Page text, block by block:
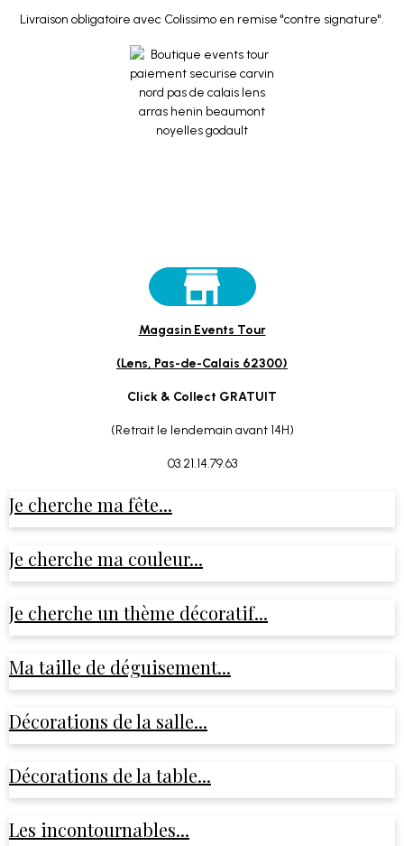
Livraison obligatoire avec Colissimo en remise "contre signature".
Magasin Events Tour
(Lens, Pas-de-Calais 62300)
Click & Collect GRATUIT
(Retrait le lendemain avant 14H)
03.21.14.79.63
Je cherche ma fête...
Je cherche ma couleur...
Je cherche un thème décoratif...
Ma taille de déguisement...
Décorations de la salle...
Décorations de la table...
Les incontournables...